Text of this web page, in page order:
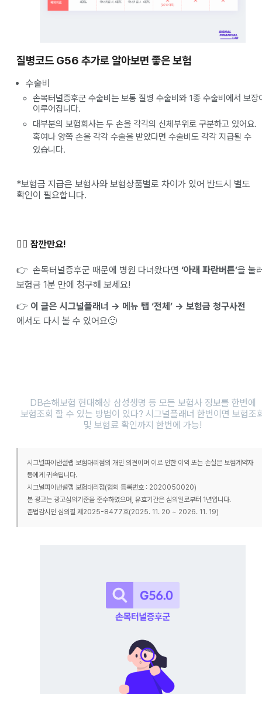
질병코드 G56 추가로 알아보면 좋은보험
수술비
손목터널증후군 수술비는 보통 질병 수술비와 1종 수술비에서 보장
이루어집니다.
대부분의 보험회사는 두 손을 각각의 신체부위로 구분하고 있어요.
혹여나 양쪽 손을 각각 수술을 받았다면 수술비도 각각 지급될 수
있습니다.
*보험금 지급은 보험사와 보험상품별로 차이가 있어 반드시 별도
확인이 필요합니다.
✋🏻 잠깐만요!
👉 손목터널증후군 때문에 병원 다녀왔다면 ‘아래 파란버튼’을 눌
보험금 1분 만에 청구해 보세요!
👉 이 글은 시그널플래너 → 메뉴 탭 ‘전체’ → 보험금 청구사전
에서도 다시 볼 수 있어요🙂
DB손해보험 현대해상 삼성생명 등 모든 보험사 정보를 한번에
보험조회 할 수 있는 방법이 있다? 시그널플래너 한번이면 보험조
및 보험료 확인까지 한번에 가능!
시그널파이낸셜랩 보험대리점의 개인 의견이며 이로 인한 이익 또는 손실은 보험계약자
등에게 귀속됩니다.
시그널파이낸셜랩 보험대리점(협회 등록번호 : 2020050020)
본 광고는 광고심의기준을 준수하였으며, 유효기간은 심의일로부터 1년입니다.
준법감시인 심의필 제2025-8477호(2025. 11. 20 ~ 2026. 11. 19)